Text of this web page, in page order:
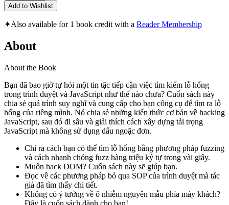
Add to Wishlist
✦Also available for 1 book credit with a Reader Membership
About
About the Book
Bạn đã bao giờ tự hỏi một tin tặc tiếp cận việc tìm kiếm lỗ hổng
trong trình duyệt và JavaScript như thế nào chưa? Cuốn sách này
chia sẻ quá trình suy nghĩ và cung cấp cho bạn công cụ để tìm ra lỗ
hổng của riêng mình. Nó chia sẻ những kiến thức cơ bản về hacking
JavaScript, sau đó đi sâu và giải thích cách xây dựng tải trọng
JavaScript mà không sử dụng dấu ngoặc đơn.
Chỉ ra cách bạn có thể tìm lỗ hổng bằng phương pháp fuzzing
và cách nhanh chóng fuzz hàng triệu ký tự trong vài giây.
Muốn hack DOM? Cuốn sách này sẽ giúp bạn.
Đọc về các phương pháp bỏ qua SOP của trình duyệt mà tác
giả đã tìm thấy chi tiết.
Không có ý tưởng về ô nhiễm nguyên mẫu phía máy khách?
Đây là cuốn sách dành cho bạn!